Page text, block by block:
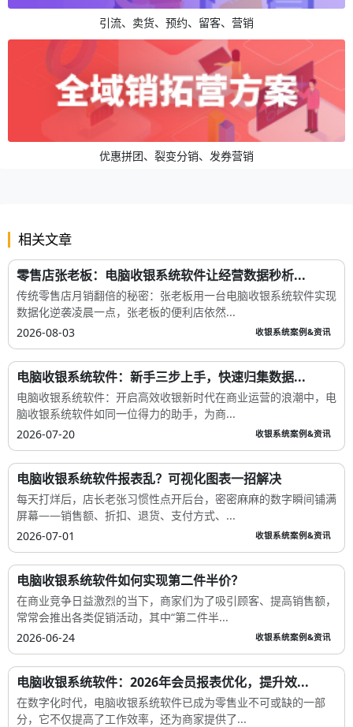
引流、卖货、预约、留客、营销
优惠拼团、裂变分销、发券营销
相关文章
零售店张老板：电脑收银系统软件让经营数据秒析...
传统零售店月销翻倍的秘密：张老板用一台电脑收银系统软件实现
数据化逆袭凌晨一点，张老板的便利店依然...
2026-08-03
收银系统案例&资讯
电脑收银系统软件：新手三步上手，快速归集数据...
电脑收银系统软件：开启高效收银新时代在商业运营的浪潮中，电
脑收银系统软件如同一位得力的助手，为商...
2026-07-20
收银系统案例&资讯
电脑收银系统软件报表乱？可视化图表一招解决
每天打烊后，店长老张习惯性点开后台，密密麻麻的数字瞬间铺满
屏幕——销售额、折扣、退货、支付方式、...
2026-07-01
收银系统案例&资讯
电脑收银系统软件如何实现第二件半价？
在商业竞争日益激烈的当下，商家们为了吸引顾客、提高销售额，
常常会推出各类促销活动，其中“第二件半...
2026-06-24
收银系统案例&资讯
电脑收银系统软件：2026年会员报表优化，提升效...
在数字化时代，电脑收银系统软件已成为零售业不可或缺的一部
分，它不仅提高了工作效率，还为商家提供了...